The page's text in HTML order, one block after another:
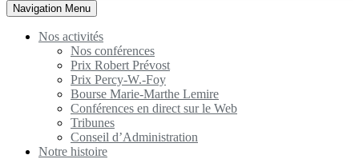
Toggle
navigation
Navigation Menu
Nos activités
Nos conférences
Prix Robert Prévost
Prix Percy-W.-Foy
Bourse Marie-Marthe Lemire
Conférences en direct sur le Web
Tribunes
Conseil d’Administration
Notre histoire